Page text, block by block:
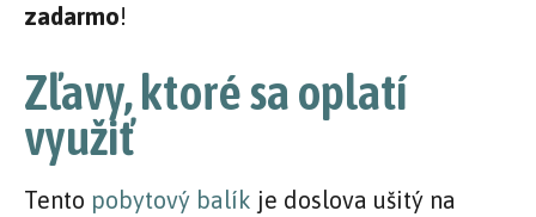
zadarmo!
Zľavy, ktoré sa oplatí
využiť
Tento pobytový balík je doslova ušitý na